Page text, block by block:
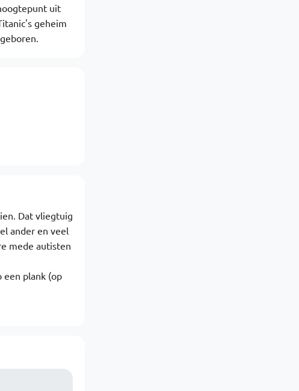
uit
geheim
Dat vliegtuig
ander en veel
mede autisten
een plank (op